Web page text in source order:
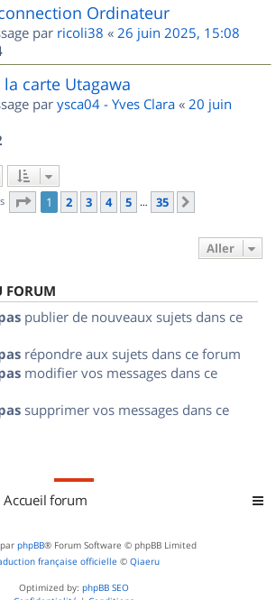
Ordinateur
par ricoli38 « 26 juin 2025, 15:08
carte Utagawa
par ysca04 - Yves Clara « 20 juin
Page 1sur
1 2 3 4 5 … 35
Aller
FORUM
publier de nouveaux sujets dans ce
répondre aux sujets dans ce forum
modifier vos messages dans ce
supprimer vos messages dans ce
Accueil forum
phpBB® Forum Software © phpBB Limited
française officielle © Qiaeru
Optimized by: phpBB SEO